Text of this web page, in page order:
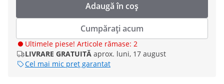
Adaugă în coș
Cumpărați acum
Ultimele piese! Articole rămase: 2
LIVRARE GRATUITĂ aprox. luni, 17 august
Cel mai mic preț garantat